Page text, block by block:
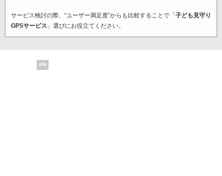
サービス検討の際、“ユーザー満足度”からも比較することで「 子ども見守り
GPSサービス 」選びにお役立てください。
PR